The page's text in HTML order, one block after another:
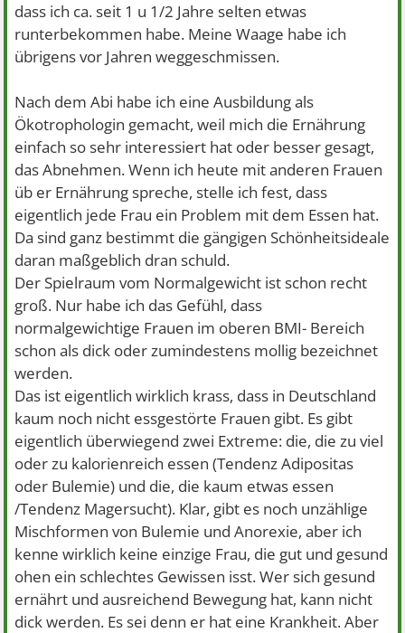
dass ich ca. seit 1 u 1/2 Jahre selten etwas
runterbekommen habe. Meine Waage habe ich
übrigens vor Jahren weggeschmissen.
Nach dem Abi habe ich eine Ausbildung als
Ökotrophologin gemacht, weil mich die Ernährung
einfach so sehr interessiert hat oder besser gesagt,
das Abnehmen. Wenn ich heute mit anderen Frauen
üb er Ernährung spreche, stelle ich fest, dass
eigentlich jede Frau ein Problem mit dem Essen hat.
Da sind ganz bestimmt die gängigen Schönheitsideale
daran maßgeblich dran schuld.
Der Spielraum vom Normalgewicht ist schon recht
groß. Nur habe ich das Gefühl, dass
normalgewichtige Frauen im oberen BMI- Bereich
schon als dick oder zumindestens mollig bezeichnet
werden.
Das ist eigentlich wirklich krass, dass in Deutschland
kaum noch nicht essgestörte Frauen gibt. Es gibt
eigentlich überwiegend zwei Extreme: die, die zu viel
oder zu kalorienreich essen (Tendenz Adipositas
oder Bulemie) und die, die kaum etwas essen
/Tendenz Magersucht). Klar, gibt es noch unzählige
Mischformen von Bulemie und Anorexie, aber ich
kenne wirklich keine einzige Frau, die gut und gesund
ohen ein schlechtes Gewissen isst. Wer sich gesund
ernährt und ausreichend Bewegung hat, kann nicht
dick werden. Es sei denn er hat eine Krankheit. Aber